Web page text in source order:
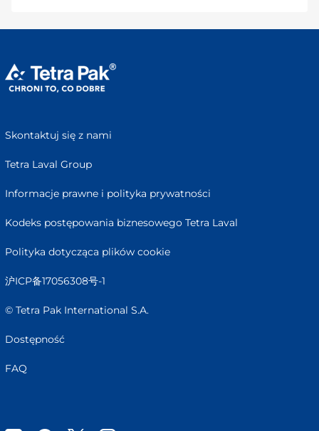
Skontaktuj się z nami
Tetra Laval Group
Informacje prawne i polityka prywatności
Kodeks postępowania biznesowego Tetra Laval
Polityka dotycząca plików cookie
沪ICP备17056308号-1
© Tetra Pak International S.A.
Dostępność
FAQ